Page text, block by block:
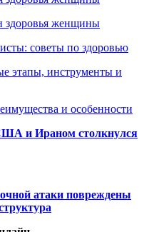
здоровья женщины
советы по здоровью
этапы, инструменты и
и особенности
и Ираном столкнулся
атаки повреждены